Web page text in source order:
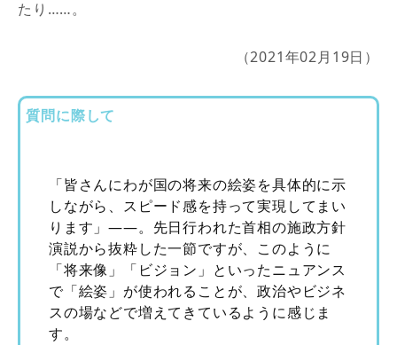
たり……。
（2021年02月19日）
質問に際して
「皆さんにわが国の将来の絵姿を具体的に示
しながら、スピード感を持って実現してまい
ります」――。先日行われた首相の施政方針
演説から抜粋した一節ですが、このように
「将来像」「ビジョン」といったニュアンス
で「絵姿」が使われることが、政治やビジネ
スの場などで増えてきているように感じま
す。